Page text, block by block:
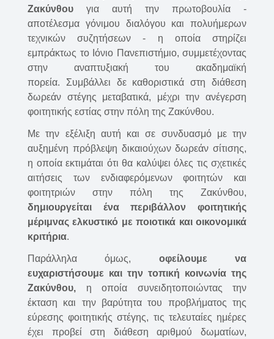
Ζακύνθου για αυτή την πρωτοβουλία -
αποτέλεσμα γόνιμου διαλόγου και πολυήμερων
τεχνικών συζητήσεων - η οποία στηρίζει
εμπράκτως το Ιόνιο Πανεπιστήμιο, συμμετέχοντας
στην αναπτυξιακή του ακαδημαϊκή
πορεία. Συμβάλλει δε καθοριστικά στη διάθεση
δωρεάν στέγης μεταβατικά, μέχρι την ανέγερση
φοιτητικής εστίας στην πόλη της Ζακύνθου.
Με την εξέλιξη αυτή και σε συνδυασμό με την
αυξημένη πρόβλεψη δικαιούχων δωρεάν σίτισης,
η οποία εκτιμάται ότι θα καλύψει όλες τις σχετικές
αιτήσεις των ενδιαφερόμενων φοιτητών και
φοιτητριών στην πόλη της Ζακύνθου,
δημιουργείται ένα περιβάλλον φοιτητικής
μέριμνας ελκυστικό με ποιοτικά και οικονομικά
κριτήρια.
Παράλληλα όμως, οφείλουμε να
ευχαριστήσουμε και την τοπική κοινωνία της
Ζακύνθου, η οποία συνειδητοποιώντας την
έκταση και την βαρύτητα του προβλήματος της
εύρεσης φοιτητικής στέγης, τις τελευταίες ημέρες
έχει προβεί στη διάθεση αριθμού δωματίων,